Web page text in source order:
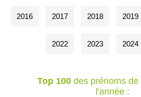
2016 2017 2018 2019
2022 2023 2024
Top 100des prénoms de
l'année :